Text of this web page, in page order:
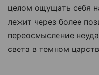
целом ощущать себя
лежит через более
переосмысление
света в темном